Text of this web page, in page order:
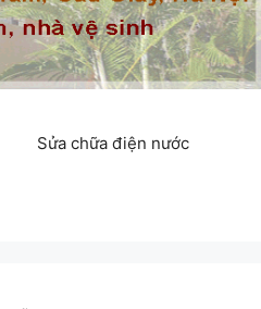
Sửa chữa điện nước